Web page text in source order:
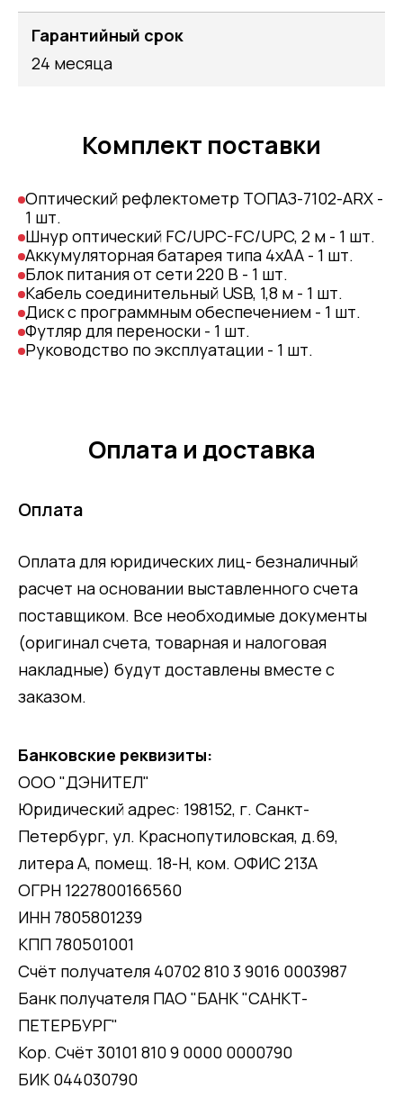
Гарантийный срок
24 месяца
Комплект поставки
Оптический рефлектометр ТОПАЗ-7102-АRX -
1 шт.
Шнур оптический FC/UPC-FC/UPC, 2 м - 1 шт.
Аккумуляторная батарея типа 4хАА - 1 шт.
Блок питания от сети 220 В - 1 шт.
Кабель соединительный USB, 1,8 м - 1 шт.
Диск с программным обеспечением - 1 шт.
Футляр для переноски - 1 шт.
Руководство по эксплуатации - 1 шт.
Оплата и доставка
Оплата
Оплата для юридических лиц- безналичный
расчет на основании выставленного счета
поставщиком. Все необходимые документы
(оригинал счета, товарная и налоговая
накладные) будут доставлены вместе с
заказом.
Банковские реквизиты:
ООО "ДЭНИТЕЛ"
Юридический адрес: 198152, г. Санкт-
Петербург, ул. Краснопутиловская, д.69,
литера А, помещ. 18-Н, ком. ОФИС 213А
ОГРН 1227800166560
ИНН 7805801239
КПП 780501001
Счёт получателя 40702 810 3 9016 0003987
Банк получателя ПАО "БАНК "САНКТ-
ПЕТЕРБУРГ"
Кор. Счёт 30101 810 9 0000 0000790
БИК 044030790